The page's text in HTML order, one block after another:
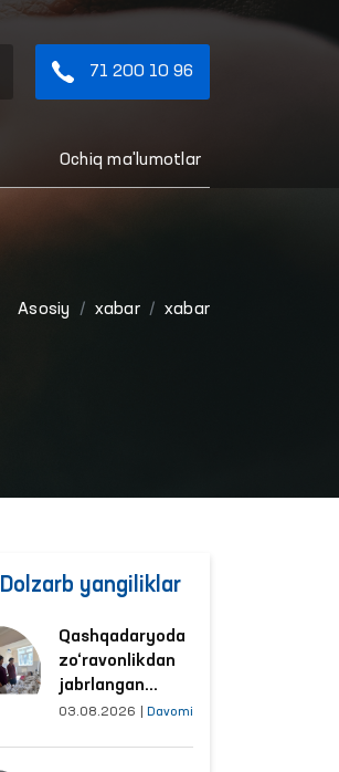
71 200 10 96
Ochiq ma'lumotlar
Asosiy xabar xabar
Dolzarb yangiliklar
Qashqadaryoda
zo‘ravonlikdan
jabrlangan
ayolning holati
03.08.2026 Davomi